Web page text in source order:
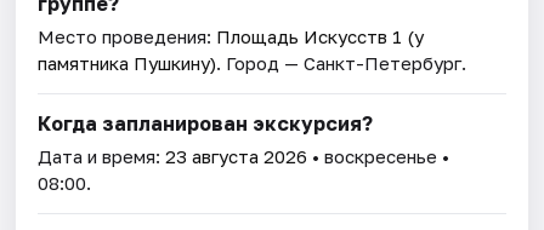
Место проведения: Площадь Искусств 1 (у
памятника Пушкину). Город — Санкт-Петербург.
Когда запланирован экскурсия?
Дата и время:23 августа 2026 • воскресенье •
08:00.